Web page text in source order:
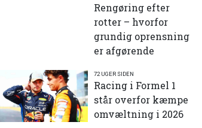
Rengøring efter
rotter – hvorfor
grundig oprensning
er afgørende
72 UGER SIDEN
Racing i Formel 1
står overfor kæmpe
omvæltning i 2026